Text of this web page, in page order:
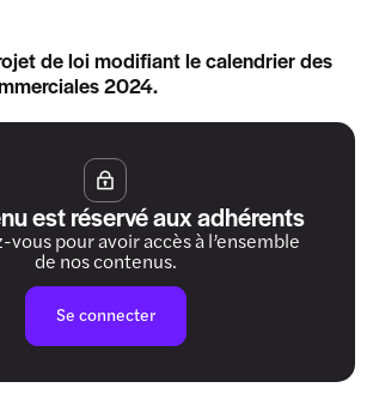
de loi modifiant le calendrier des
2024.
est réservé aux adhérents
pour avoir accès à l’ensemble
de nos contenus.
Se connecter